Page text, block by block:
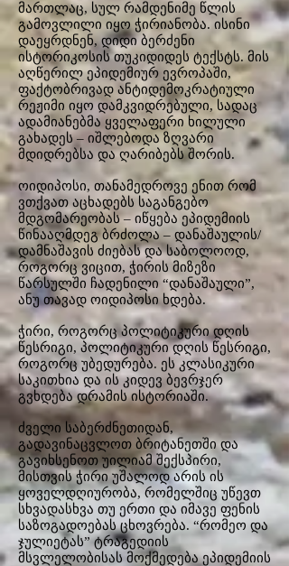
მართლაც, სულ რამდენიმე წლის
გამოვლილი იყო ჭირიანობა. ისინი
დაეყრდნენ, დიდი ბერძენი
ისტორიკოსის თუკიდიდეს ტექსტს. მის
აღწერილ ეპიდემიურ ევროპაში,
ფაქტობრივად ანტიდემოკრატიული
რეჟიმი იყო დამკვიდრებული, სადაც
ადამიანებმა ყველაფერი ხილული
გახადეს – იშლებოდა ზღვარი
მდიდრებსა და ღარიბებს შორის.
ოიდიპოსი, თანამედროვე ენით რომ
ვთქვათ აცხადებს საგანგებო
მდგომარეობას – იწყება ეპიდემიის
წინააღმდეგ ბრძოლა – დანაშაულის/
დამნაშავის ძიებას და საბოლოოდ,
როგორც ვიცით, ჭირის მიზეზი
წარსულში ჩადენილი “დანაშაული”,
ანუ თავად ოიდიპოსი ხდება.
ჭირი, როგორც პოლიტიკური დღის
წესრიგი, პოლიტიკური დღის წესრიგი,
როგორც უბედურება. ეს კლასიკური
საკითხია და ის კიდევ ბევრჯერ
გვხდება დრამის ისტორიაში.
ძველი საბერძნეთიდან,
გადავინაცვლოთ ბრიტანეთში და
გავიხსენოთ‌ უილიამ შექსპირი,
მისთვის ჭირი უშალოდ არის ის
ყოველდღიურობა, რომელშიც უწევთ
სხვადასხვა თუ ერთი და იმავე ფენის
საზოგადოებას ცხოვრება. “რომეო და
ჯულიეტას” ტრაგედიის
მსვლელობისას მოქმედება ეპიდემიის